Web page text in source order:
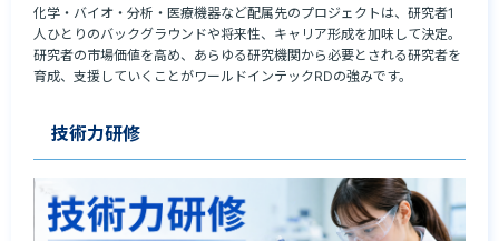
化学・バイオ・分析・医療機器など配属先のプロジェクトは、研究者1
人ひとりのバックグラウンドや将来性、キャリア形成を加味して決定。
研究者の市場価値を高め、あらゆる研究機関から必要とされる研究者を
育成、支援していくことがワールドインテックRDの強みです。
技術力研修